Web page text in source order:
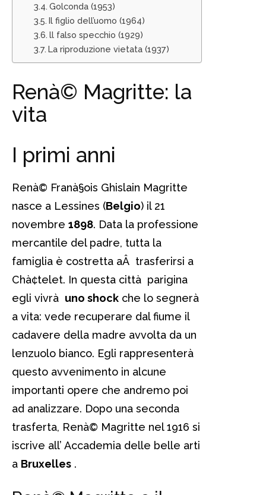
Golconda (1953)
Il figlio dell’uomo (1964)
ll falso specchio (1929)
La riproduzione vietata (1937)
Renà© Magritte: la
vita
I primi anni
Renà© Franà§ois Ghislain Magritte
nasce a Lessines (Belgio) il 21
novembre 1898. Data la professione
mercantile del padre, tutta la
famiglia è costretta aÂ trasferirsi a
Chà¢telet. In questa città parigina
egli vivrà uno shock che lo segnerà
a vita: vede recuperare dal fiume il
cadavere della madre avvolta da un
lenzuolo bianco. Egli rappresenterà
questo avvenimento in alcune
importanti opere che andremo poi
ad analizzare. Dopo una seconda
trasferta, Renà© Magritte nel 1916 si
iscrive all’ Accademia delle belle arti
a Bruxelles .